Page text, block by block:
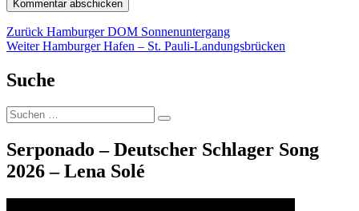
Beitragsnavigation
Zurück Vorheriger
Beitrag:
Hamburger DOM Sonnenuntergang
Weiter Nächster
Hamburger Hafen – St. Pauli-Landungsbrücken
Suche
Suche
nach:
Suchen
Serponado – Deutscher Schlager Song
2026 – Lena Solé